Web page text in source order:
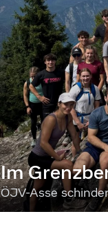
Im
ÖJV-Asse